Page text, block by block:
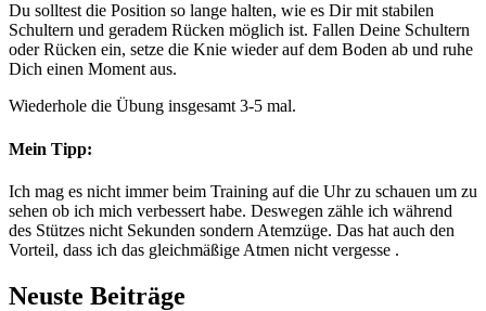
Du solltest die Position so lange halten, wie es Dir mit stabilen
Schultern und geradem Rücken möglich ist. Fallen Deine Schultern
oder Rücken ein, setze die Knie wieder auf dem Boden ab und ruhe
Dich einen Moment aus.
Wiederhole die Übung insgesamt 3-5 mal.
Mein Tipp:
Ich mag es nicht immer beim Training auf die Uhr zu schauen um zu
sehen ob ich mich verbessert habe. Deswegen zähle ich während
des Stützes nicht Sekunden sondern Atemzüge. Das hat auch den
Vorteil, dass ich das gleichmäßige Atmen nicht vergesse .
Neuste Beiträge